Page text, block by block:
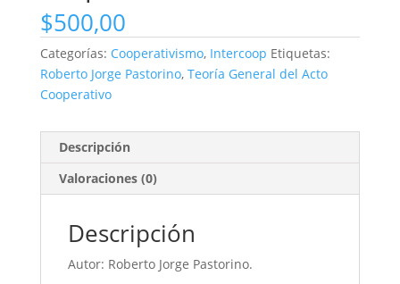
$500,00
Categorías: Cooperativismo, Intercoop Etiquetas:
Roberto Jorge Pastorino, Teoría General del Acto
Cooperativo
Descripción
Valoraciones (0)
Descripción
Autor: Roberto Jorge Pastorino.